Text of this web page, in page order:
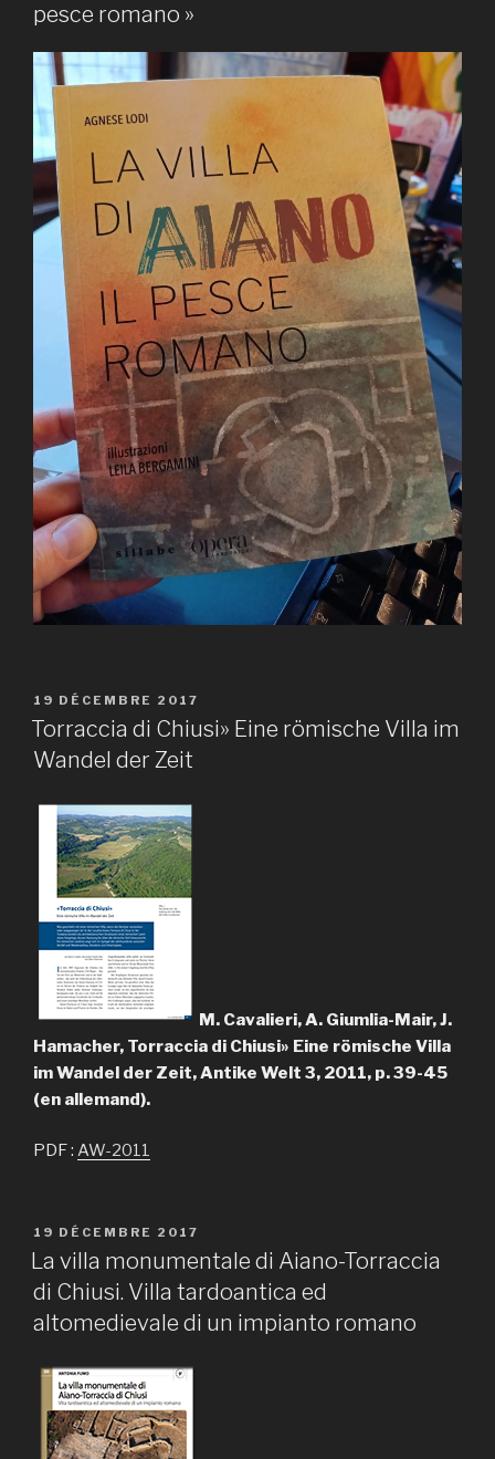
pesce romano »
PUBLIÉ
LE
19 DÉCEMBRE 2017
Torraccia di Chiusi» Eine römische Villa im
Wandel der Zeit
M. Cavalieri, A. Giumlia-Mair, J.
Hamacher, Torraccia di Chiusi» Eine römische Villa
im Wandel der Zeit, Antike Welt 3, 2011, p. 39-45
(en allemand).
PDF : AW-2011
PUBLIÉ
LE
19 DÉCEMBRE 2017
La villa monumentale di Aiano-Torraccia
di Chiusi. Villa tardoantica ed
altomedievale di un impianto romano